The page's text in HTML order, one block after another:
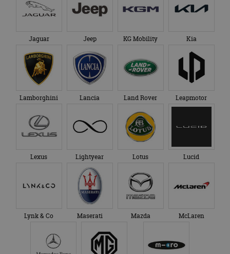
Jaguar Jeep KG Mobility Kia
Lamborghini Lancia Land Rover Leapmotor
Lexus Lightyear Lotus Lucid
Lynk & Co Maserati Mazda McLaren